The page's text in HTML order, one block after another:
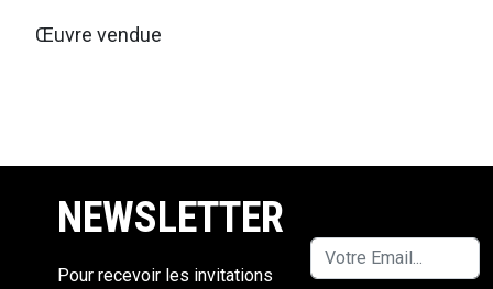
Œuvre vendue
NEWSLETTER
Pour recevoir les invitations